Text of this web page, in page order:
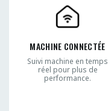
MACHINE CONNECTÉE
Suivi machine en temps
réel pour plus de
performance.